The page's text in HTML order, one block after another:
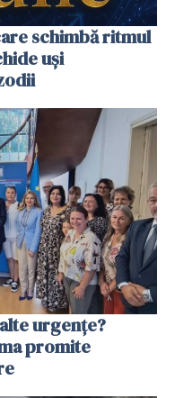
schimbă ritmul
uși
urgențe?
promite